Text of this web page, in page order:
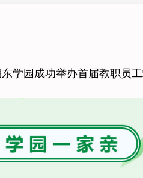
学园成功举办首届教职员